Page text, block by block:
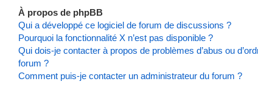
À propos de phpBB
Qui a développé ce logiciel de forum de discussions ?
Pourquoi la fonctionnalité X n’est pas disponible ?
Qui dois-je contacter à propos de problèmes d’abus ou
forum ?
Comment puis-je contacter un administrateur du forum ?